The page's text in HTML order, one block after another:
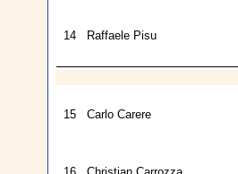
14 Raffaele Pisu
15 Carlo Carere